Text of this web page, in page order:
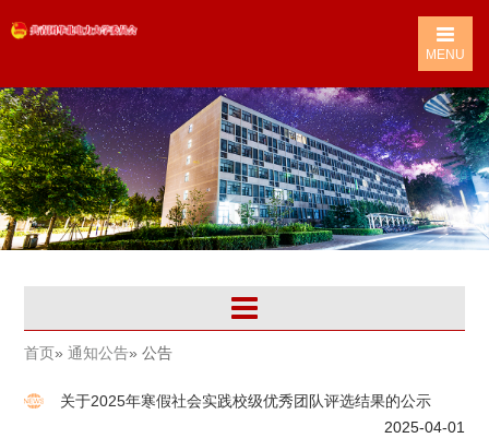
MENU
首页»通知公告» 公告
关于2025年寒假社会实践校级优秀团队评选结果的公示
2025-04-01